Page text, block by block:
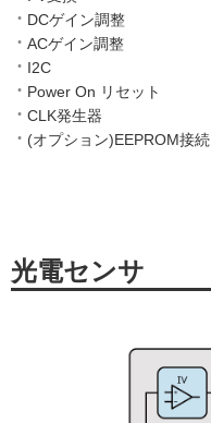
DCゲイン調整
ACゲイン調整
I2C
Power On リセット
CLK発生器
(オプション)EEPROM接続
光電センサ